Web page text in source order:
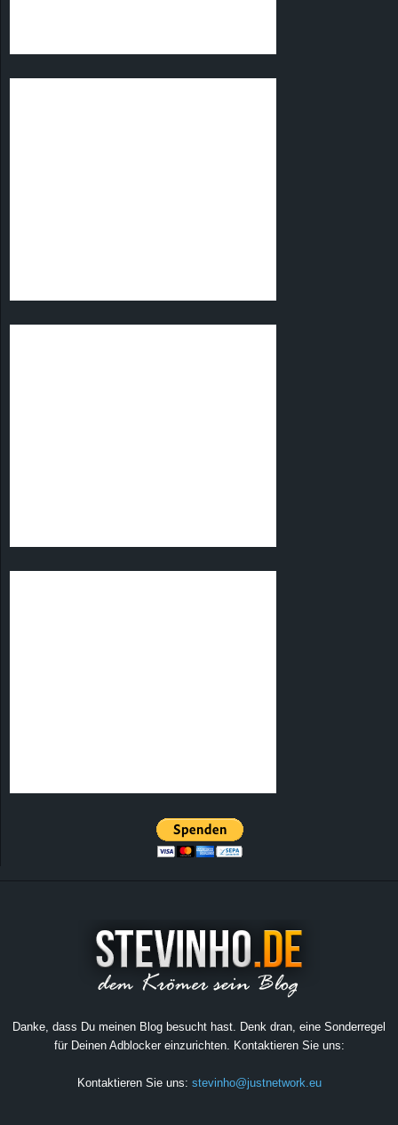
Danke, dass Du meinen Blog besucht hast. Denk dran, eine Sonderregel
für Deinen Adblocker einzurichten. Kontaktieren Sie uns:
Kontaktieren Sie uns: stevinho@justnetwork.eu